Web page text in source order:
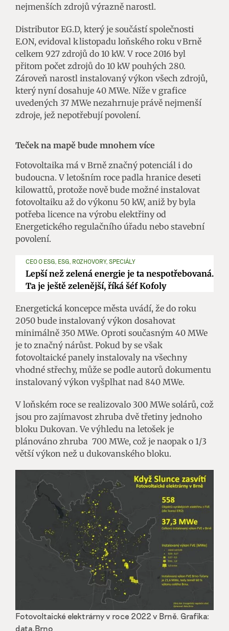
nejmenších zdrojů výrazně narostl.
Distributor EG.D, který je součástí společnosti
E.ON, evidoval k listopadu loňského roku v Brně
celkem 927 zdrojů do 10 kW. V roce 2016 byl
přitom počet zdrojů do 10 kW pouhých 280.
Zároveň narostl instalovaný výkon všech zdrojů,
který nyní dosahuje 40 MWe. Níže v grafice
uvedených 37 MWe nezahrnuje právě nejmenší
zdroje, jež nepotřebují povolení.
Teček na mapě bude mnohem více
Fotovoltaika má v Brně značný potenciál i do
budoucna. V letošním roce padla hranice deseti
kilowattů, protože nově bude možné instalovat
fotovoltaiku až do výkonu 50 kW, aniž by byla
potřeba licence na výrobu elektřiny od
Energetického regulačního úřadu nebo stavební
povolení.
CEO O ESG, ESG, ROZHOVORY, SPECIÁLY
Lepší než zelená energie je ta nespotřebovaná.
Ta je ještě zelenější, říká šéf Kofoly
Energetická koncepce města uvádí, že do roku
2050 bude instalovaný výkon dosahovat
minimálně 350 MWe. Oproti současným 40 MWe
je to značný nárůst. Pokud by se však
fotovoltaické panely instalovaly na všechny
vhodné střechy, může se podle autorů dokumentu
instalovaný výkon vyšplhat nad 840 MWe.
V loňském roce se realizovalo 300 MWe solárů, což
jsou pro zajímavost zhruba dvě třetiny jednoho
bloku Dukovan. Ve výhledu na letošek je
plánováno zhruba 700 MWe, což je naopak o 1/3
větší výkon než u dukovanského bloku.
Fotovoltaické elektrárny v roce 2022 v Brně. Grafika:
data.Brno